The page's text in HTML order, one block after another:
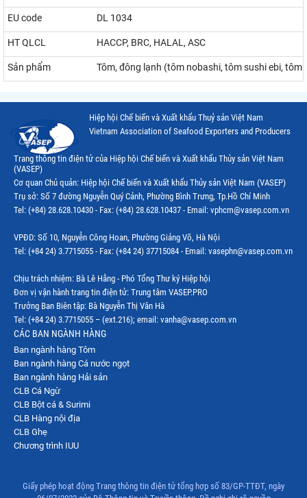
EU code DL 1034
HT QLCL HACCP, BRC, HALAL, ASC
Sản phẩm Tôm, đông lạnh (tôm nobashi, tôm sushi ebi,
Hiệp hội Chế biến và Xuất khẩu Thuỷ sản Việt Nam
Vietnam Association of Seafood Exporters and Producers
Trang thông tin điện tử của Hiệp hội Chế biến và Xuất khẩu Thủy sản Việt Nam
(VASEP)
Cơ quan Chủ quản: Hiệp hội Chế biến và Xuất khẩu Thủy sản Việt Nam (VASEP)
Trụ sở: Số 7 đường Nguyễn Quý Cảnh, Phường Bình Trưng, Tp.Hồ Chí Minh
Tel: (+84) 28.628.10430 - Fax: (+84) 28.628.10437 - Email: vphcm@vasep.com.vn
VPĐD: Số 10, Nguyễn Công Hoan, Phường Giảng Võ, Hà Nội
Tel: (+84 24) 3.7715055 - Fax: (+84 24) 37715084 - Email: vasephn@vasep.com.vn
Chịu trách nhiệm: Bà Lê Hằng - Phó Tổng Thư ký Hiệp hội
Đơn vị vận hành trang tin điện tử: Trung tâm VASEP.PRO
Trưởng Ban Biên tập: Bà Nguyễn Thị Vân Hà
Tel: (+84 24) 3.7715055 – (ext.216); email: vanha@vasep.com.vn
CÁC BAN NGÀNH HÀNG
Ban ngành hàng Tôm
Ban ngành hàng Cá nước ngọt
Ban ngành hàng Hải sản
CLB Cá Ngừ
CLB Bột cá & Surimi
CLB Hàng nội địa
CLB Ghẹ
Chương trình IUU
Giấy phép hoạt động Trang thông tin điện tử tổng hợp số 83/GP-TTĐT, ngày